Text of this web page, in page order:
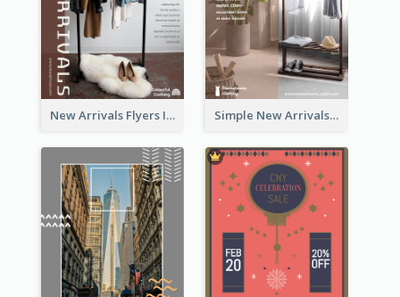
New Arrivals Flyers In In Brown Colour Tone Simple New Arrivals Flyer For The Coming Year